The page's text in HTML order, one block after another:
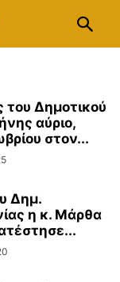
του Δημοτικού
αύριο,
στον...
Δημ.
η κ. Μάρθα